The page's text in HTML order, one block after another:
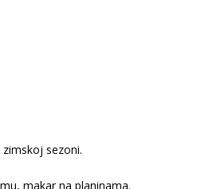
sezoni.
makar na planinama.